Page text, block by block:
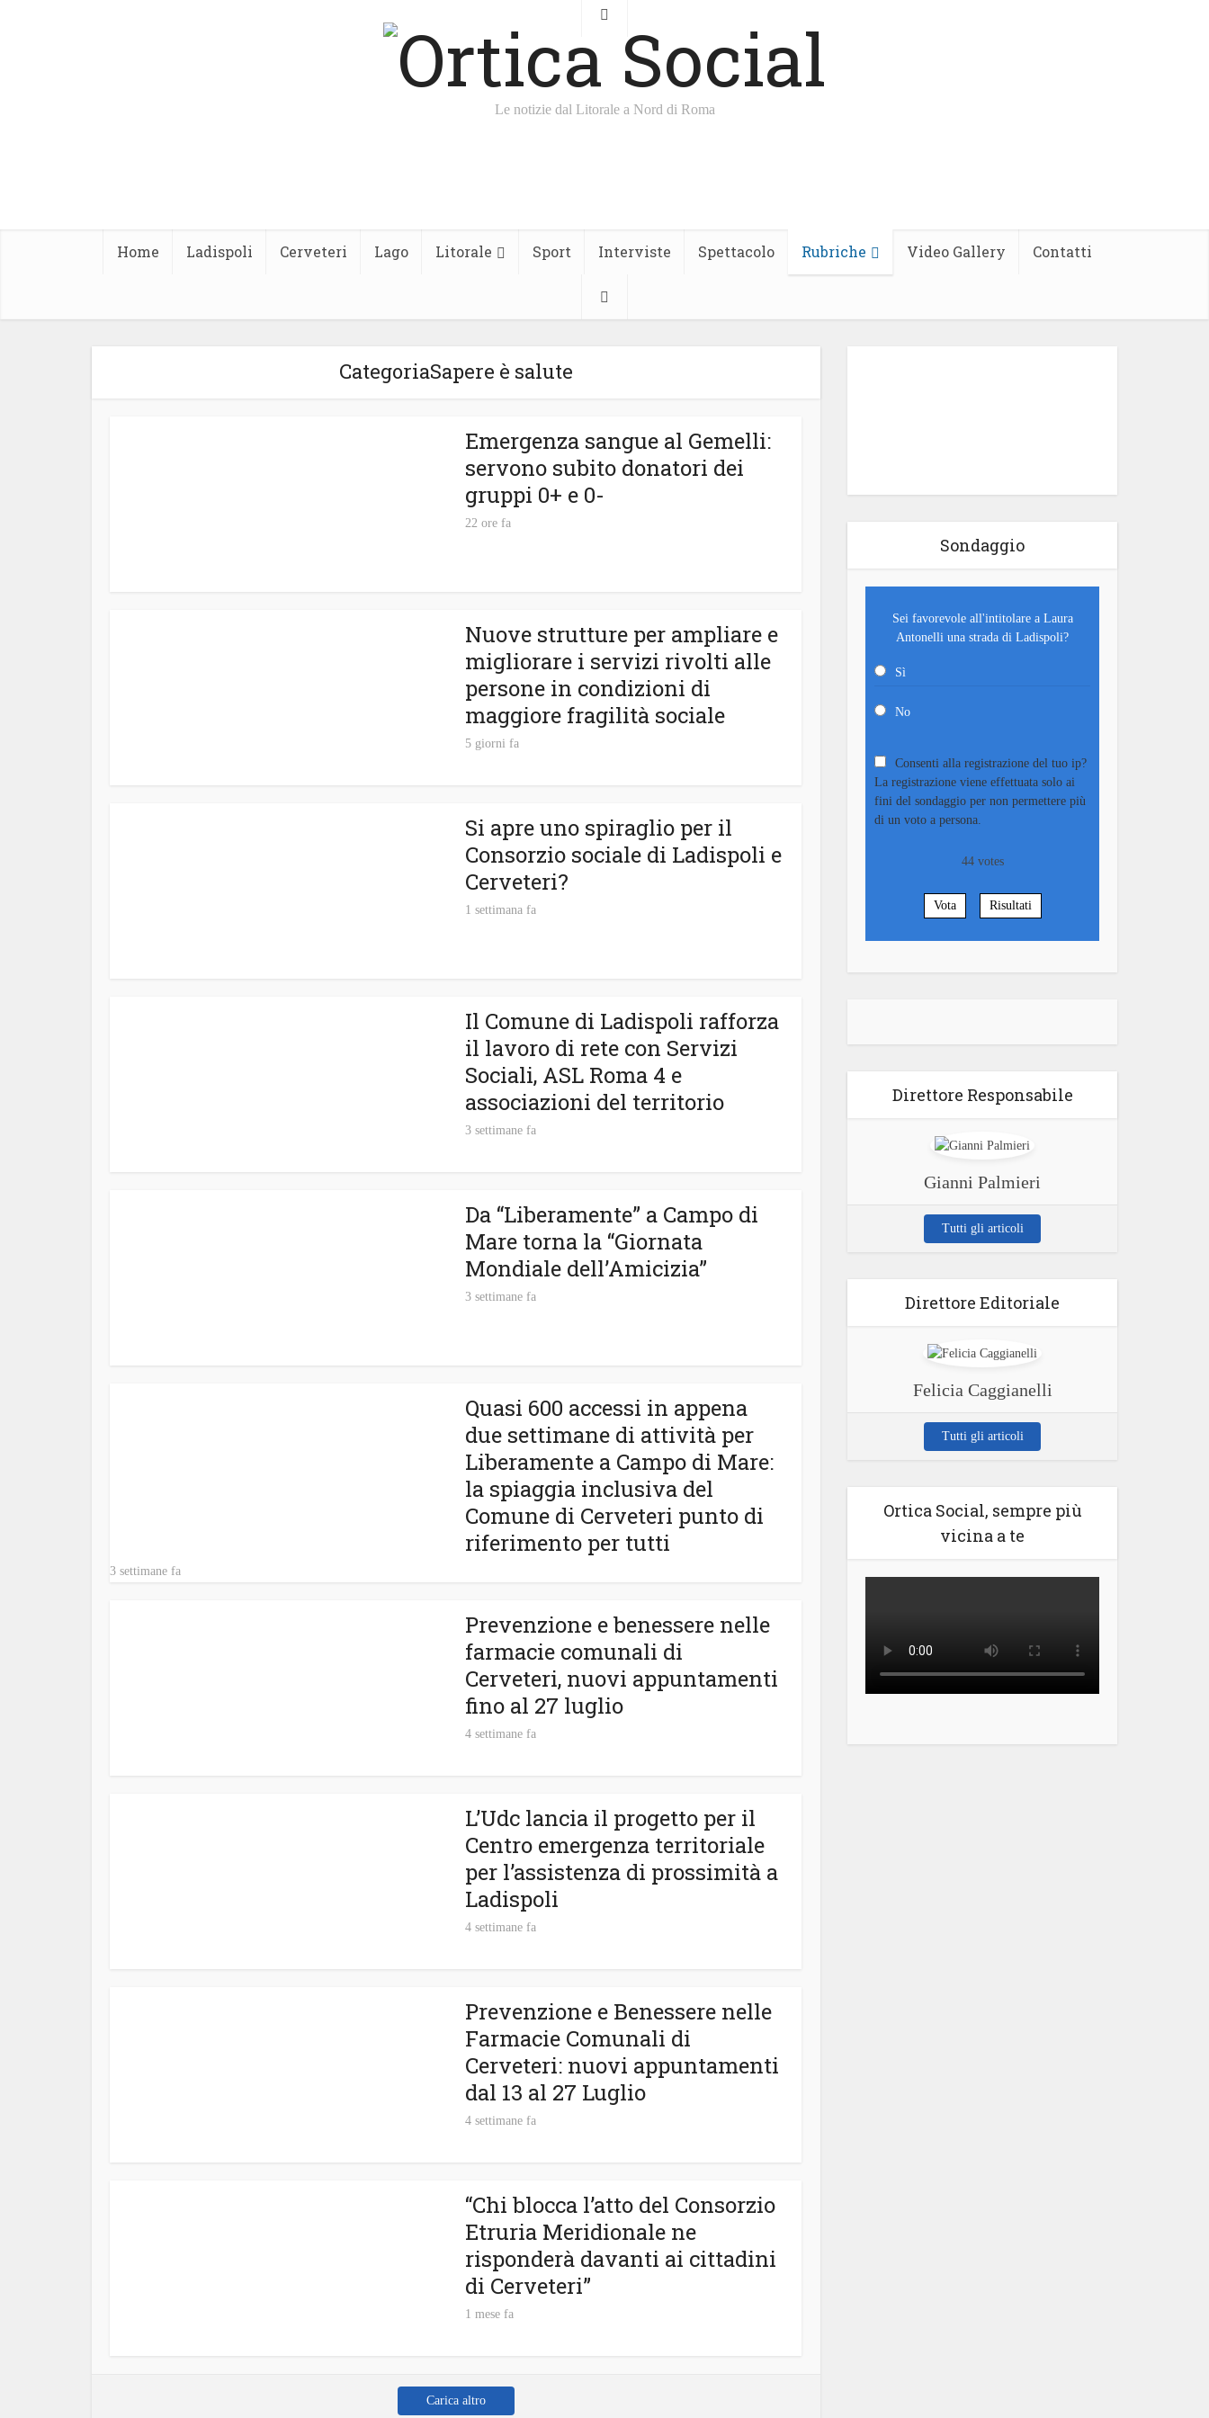
Le notizie dal Litorale a Nord di Roma
Home Ladispoli Cerveteri Lago Litorale Sport Interviste Spettacolo Rubriche Video Gallery Contatti
CategoriaSapere è salute
Emergenza sangue al Gemelli:
servono subito donatori dei
gruppi 0+ e 0-
22 ore fa
Nuove strutture per ampliare e
migliorare i servizi rivolti alle
persone in condizioni di
maggiore fragilità sociale
5 giorni fa
Si apre uno spiraglio per il
Consorzio sociale di Ladispoli e
Cerveteri?
1 settimana fa
Il Comune di Ladispoli rafforza
il lavoro di rete con Servizi
Sociali, ASL Roma 4 e
associazioni del territorio
3 settimane fa
Da “Liberamente” a Campo di
Mare torna la “Giornata
Mondiale dell’Amicizia”
3 settimane fa
Quasi 600 accessi in appena
due settimane di attività per
Liberamente a Campo di Mare:
la spiaggia inclusiva del
Comune di Cerveteri punto di
riferimento per tutti
3 settimane fa
Prevenzione e benessere nelle
farmacie comunali di
Cerveteri, nuovi appuntamenti
fino al 27 luglio
4 settimane fa
L’Udc lancia il progetto per il
Centro emergenza territoriale
per l’assistenza di prossimità a
Ladispoli
4 settimane fa
Prevenzione e Benessere nelle
Farmacie Comunali di
Cerveteri: nuovi appuntamenti
dal 13 al 27 Luglio
4 settimane fa
“Chi blocca l’atto del Consorzio
Etruria Meridionale ne
risponderà davanti ai cittadini
di Cerveteri”
1 mese fa
Carica altro
Sondaggio
Sei favorevole all'intitolare a Laura
Antonelli una strada di Ladispoli?
Sì
No
Consenti alla registrazione del tuo ip?
La registrazione viene effettuata solo ai
fini del sondaggio per non permettere più
di un voto a persona.
44votes
Vota Risultati
Direttore Responsabile
Gianni Palmieri
Tutti gli articoli
Direttore Editoriale
Felicia Caggianelli
Tutti gli articoli
Ortica Social, sempre più
vicina a te